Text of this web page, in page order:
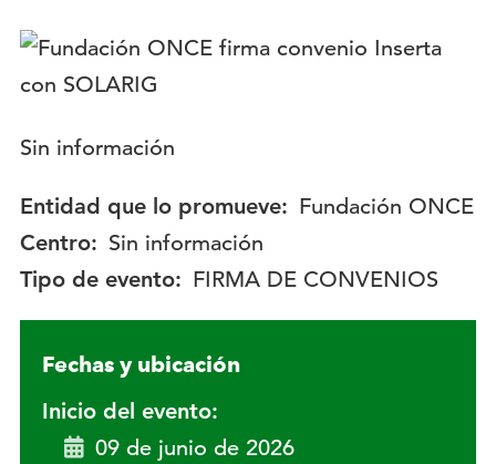
Logotipo:
Descripción:
Sin información
Entidad que lo promueve: Fundación ONCE
Centro: Sin información
Tipo de evento: FIRMA DE CONVENIOS
Fechas y ubicación
Inicio del evento:
09 de junio de 2026